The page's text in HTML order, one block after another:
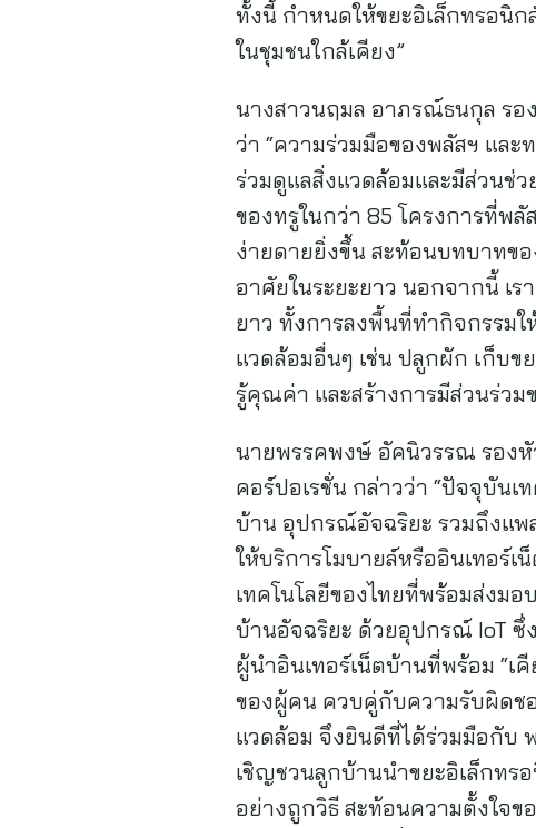
ทั้งนี้ กำหนดให้ขยะอิเล็กทรอนิก
ในชุมชนใกล้เคียง”
นางสาวนฤมล อาภรณ์ธนกุล รอ
ว่า “ความร่วมมือของพลัสฯ และ
ร่วมดูแลสิ่งแวดล้อมและมีส่วนช่
ของทรูในกว่า 85 โครงการที่พ
ง่ายดายยิ่งขึ้น สะท้อนบทบาทข
อาศัยในระยะยาว นอกจากนี้ เ
ยาว ทั้งการลงพื้นที่ทำกิจกรรมใ
แวดล้อมอื่นๆ เช่น ปลูกผัก เก็บข
รู้คุณค่า และสร้างการมีส่วนร่วม
นายพรรคพงษ์ อัคนิวรรณ รองหั
คอร์ปอเรชั่น กล่าวว่า “ปัจจุบันเ
บ้าน อุปกรณ์อัจฉริยะ รวมถึงแ
ให้บริการโมบายล์หรืออินเทอร์
เทคโนโลยีของไทยที่พร้อมส่งม
บ้านอัจฉริยะ ด้วยอุปกรณ์ IoT ซึ่
ผู้นำอินเทอร์เน็ตบ้านที่พร้อม “เ
ของผู้คน ควบคู่กับความรับผิดช
แวดล้อม จึงยินดีที่ได้ร่วมมือกับ
เชิญชวนลูกบ้านนำขยะอิเล็กทร
อย่างถูกวิธี สะท้อนความตั้งใจข